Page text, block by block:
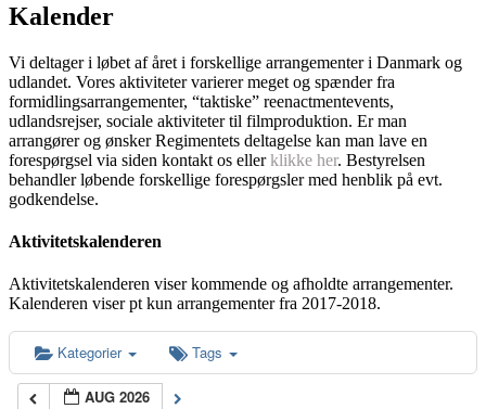
Kalender
Vi deltager i løbet af året i forskellige arrangementer i Danmark og
udlandet. Vores aktiviteter varierer meget og spænder fra
formidlingsarrangementer, “taktiske” reenactmentevents,
udlandsrejser, sociale aktiviteter til filmproduktion. Er man
arrangører og ønsker Regimentets deltagelse kan man lave en
forespørgsel via siden kontakt os ellerklikke her. Bestyrelsen
behandler løbende forskellige forespørgsler med henblik på evt.
godkendelse.
Aktivitetskalenderen
Aktivitetskalenderen viser kommende og afholdte arrangementer.
Kalenderen viser pt kun arrangementer fra 2017-2018.
Kategorier Tags
AUG 2026